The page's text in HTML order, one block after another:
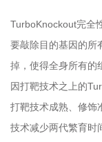
TurboKnockout完全
要敲除目的基因的所
掉，使得全身所有的
因打靶技术之上的
打靶技术成熟、修饰
技术减少两代繁育时